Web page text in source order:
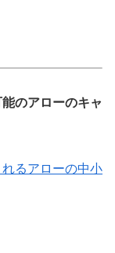
のアローのキャ
るアローの中小